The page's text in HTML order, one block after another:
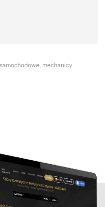
mechanicy